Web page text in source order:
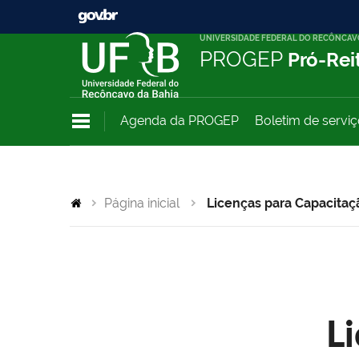
UNIVERSIDADE FEDERAL DO
PROGEP Pró-
Agenda da PROGEP Boletim de
Página inicial Licenças para